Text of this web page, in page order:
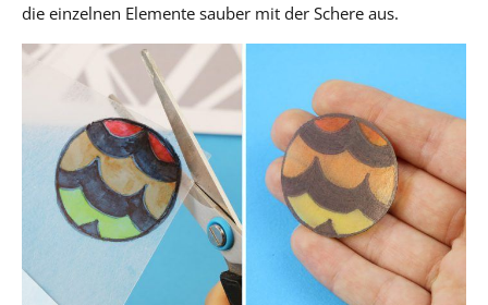
die einzelnen Elemente sauber mit der Schere aus.